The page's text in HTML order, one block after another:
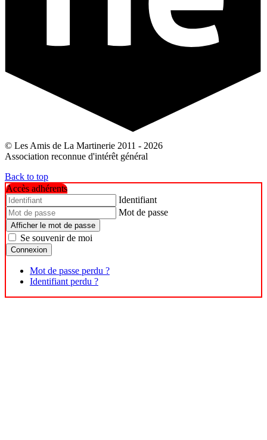
© Les Amis de La Martinerie 2011 - 2026
Association reconnue d'intérêt général
Back to top
Accès adhérents
Identifiant
Mot de passe
Afficher le mot de passe
Se souvenir de moi
Connexion
Mot de passe perdu ?
Identifiant perdu ?